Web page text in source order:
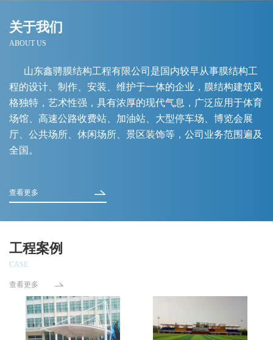
关于我们
ABOUT US
山东鑫骋膜结构工程有限公司是国内较早从事膜结构工
程的设计、制作、安装、维护于一体的企业，膜结构建筑风
格独特，艺术性强，具有浓厚的现代气息，广泛应用于体育
场馆、高速公路收费站、加油站、大型停车场、博览会展
厅、公共场所、休闲场所、景区装饰等，公司业务范围遍及
全国。
查看更多
工程案例
CASE
查看更多